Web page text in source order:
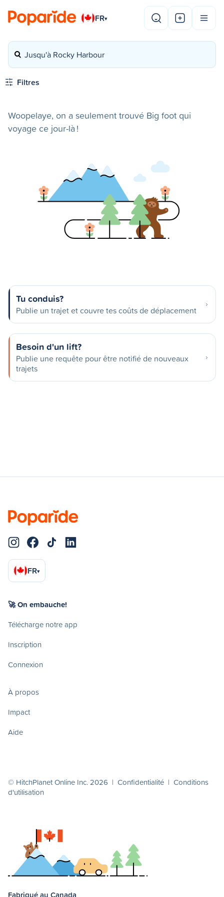
FR▾
Jusqu'à Rocky Harbour
Filtres
Woopelaye, on a seulement trouvé Big foot qui
voyage ce jour-là !
Tu conduis?
Publie un trajet et couvre tes coûts de déplacement
Besoin d'un lift?
Publie une requête pour être notifié de nouveaux
trajets
FR▾
🚀 On embauche!
Télécharge notre app
Inscription
Connexion
À propos
Impact
Aide
© HitchPlanet Online Inc. 2026 | Confidentialité | Conditions
d'utilisation
Fabriqué au Canada